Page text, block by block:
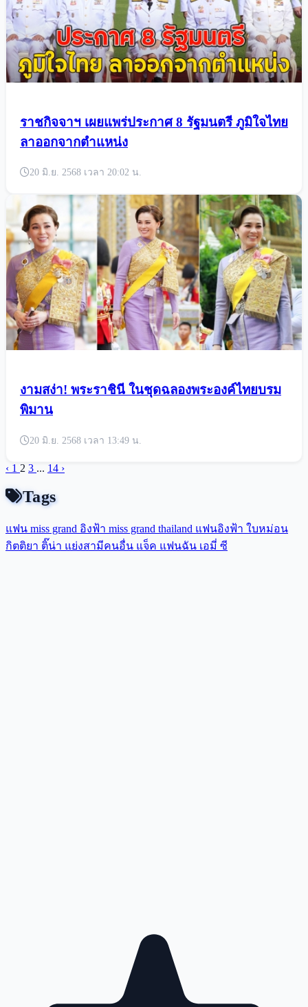
ราชกิจจาฯ เผยแพร่ประกาศ 8 รัฐมนตรี ภูมิใจไทย
ลาออกจากตำแหน่ง
20 มิ.ย. 2568 เวลา 20:02 น.
งามสง่า! พระราชินี ในชุดฉลองพระองค์ไทยบรม
พิมาน
20 มิ.ย. 2568 เวลา 13:49 น.
‹ 1 2 3 ... 14 ›
Tags
แฟน miss grand อิงฟ้า miss grand thailand แฟนอิงฟ้า ใบหม่อน
กิตติยา ติ๊น่า แย่งสามีคนอื่น แจ็ค แฟนฉัน เอมี่ ซี